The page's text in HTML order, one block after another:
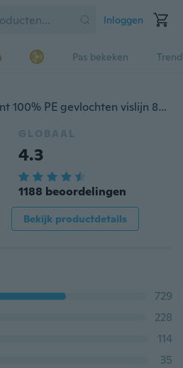
Inloggen
Pas bekeken
300M Japan Multifilament 100% PE gevlochten vislijn 8LB tot 100LB
GLOBAAL
4.3
1188 beoordelingen
Bekijk productdetails
729
228
114
35